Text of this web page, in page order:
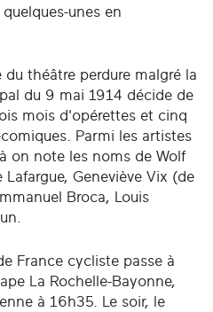
unes en
du théâtre perdure malgré la
du 9 mai 1914 décide de
mois d'opérettes et cinq
Parmi les artistes
on note les noms de Wolf
Geneviève Vix (de
Broca, Louis
France cycliste passe à
La Rochelle-Bayonne,
à 16h35. Le soir, le